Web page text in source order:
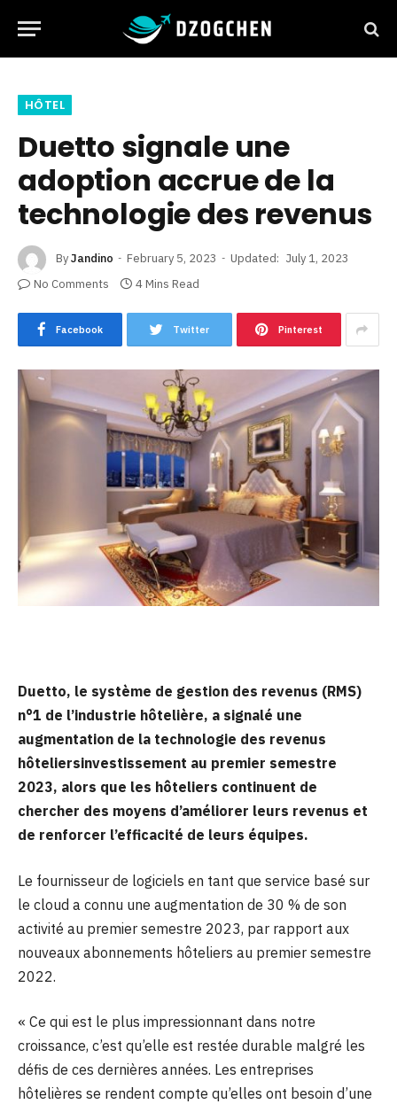
HÔTEL
Duetto signale une
adoption accrue de la
technologie des revenus
ByJandino February 5, 2023 Updated: July 1, 2023
No Comments
4 Mins Read
Facebook Twitter Pinterest
Duetto, le système de gestion des revenus (RMS)
n°1 de l’industrie hôtelière, a signalé une
augmentation de la technologie des revenus
hôteliersinvestissement au premier semestre
2023, alors que les hôteliers continuent de
chercher des moyens d’améliorer leurs revenus et
de renforcer l’efficacité de leurs équipes.
Le fournisseur de logiciels en tant que service basé sur
le cloud a connu une augmentation de 30 % de son
activité au premier semestre 2023, par rapport aux
nouveaux abonnements hôteliers au premier semestre
2022.
« Ce qui est le plus impressionnant dans notre
croissance, c’est qu’elle est restée durable malgré les
défis de ces dernières années. Les entreprises
hôtelières se rendent compte qu’elles ont besoin d’une